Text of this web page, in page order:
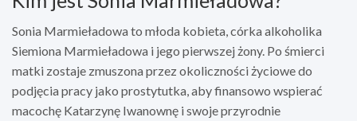
Sonia Marmieładowa to młoda kobieta, córka alkoholika
Siemiona Marmieładowa i jego pierwszej żony. Po śmierci
matki zostaje zmuszona przez okoliczności życiowe do
podjęcia pracy jako prostytutka, aby finansowo wspierać
macochę Katarzynę Iwanownę i swoje przyrodnie